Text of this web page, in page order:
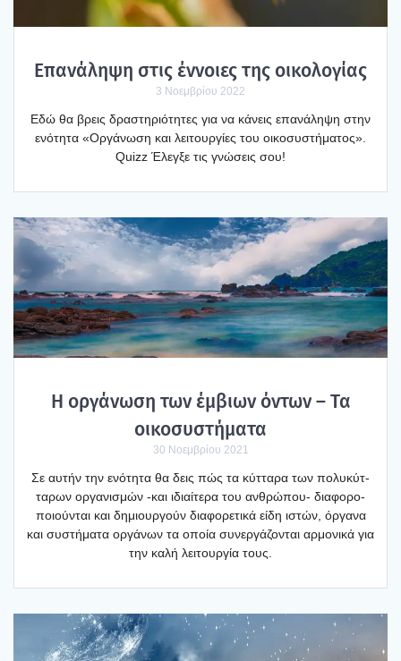
Επα­νά­λη­ψη στις έννοιες της οικο­λο­γί­ας
3 Νοεμβρίου 2022
Εδώ θα βρεις δρα­στη­ριό­τη­τες για να κάνεις επα­νά­λη­ψη στην
ενό­τη­τα «Οργά­νω­ση και λει­τουρ­γί­ες του οικο­συ­στή­μα­τος».
Quizz Έλεγ­ξε τις γνώ­σεις σου!
Η οργά­νω­ση των έμβιων όντων – Τα
οικο­συ­στή­μα­τα
30 Νοεμβρίου 2021
Σε αυτήν την ενό­τη­τα θα δεις πώς τα κύτ­τα­ρα των πολυ­κύτ­
τα­ρων οργα­νι­σμών ‑και ιδιαί­τε­ρα του ανθρώ­που- δια­φο­ρο­
ποιού­νται και δημιουρ­γούν δια­φο­ρε­τι­κά είδη ιστών, όργα­να
και συστή­μα­τα οργά­νων τα οποία συνερ­γά­ζο­νται αρμο­νι­κά για
την καλή λει­τουρ­γία τους.